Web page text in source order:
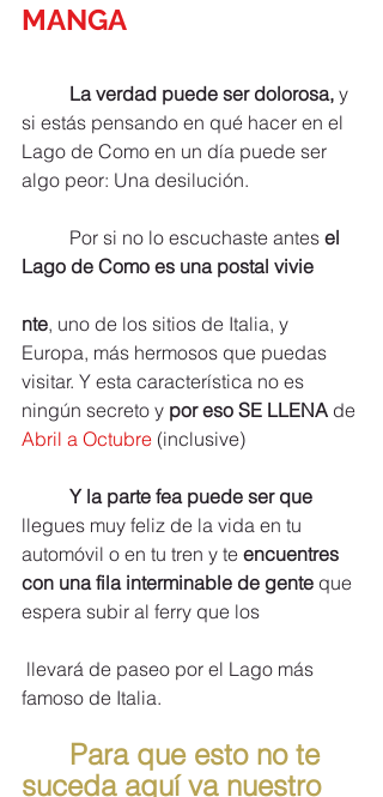
MANGA
La verdad puede ser dolorosa, y
si estás pensando en qué hacer en el
Lago de Como en un día puede ser
algo peor: Una desilución.
	Por si no lo escuchaste antes
el
Lago de Como es una postal vivie
nte, uno de los sitios de Italia, y
Europa, más hermosos que puedas
visitar. Y esta característica no es
ningún secreto y por eso SE LLENA de
Abril a Octubre (inclusive)
Y la parte fea puede ser que
llegues muy feliz de la vida en tu
automóvil o en tu tren y te encuentres
con una fila interminable de gente que
espera subir al ferry que los
famoso de Italia.
Para que esto no te
suceda aquí va nuestro